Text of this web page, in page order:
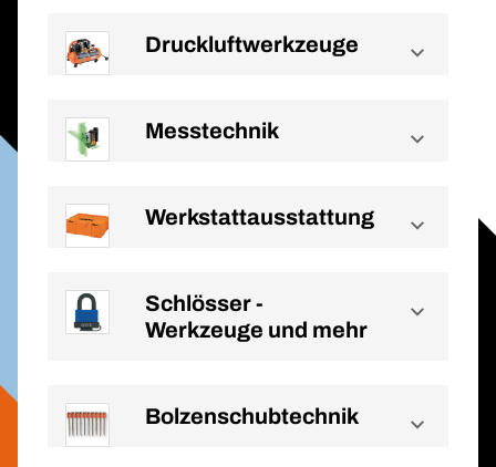
Druckluftwerkzeuge
Messtechnik
Werkstattausstattung
Schlösser -
Werkzeuge und mehr
Bolzenschubtechnik